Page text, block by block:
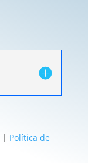
| Política de